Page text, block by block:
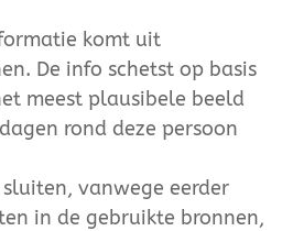
komt uit
De info schetst op basis
meest plausibele beeld
rond deze persoon
vanwege eerder
in de gebruikte bronnen,